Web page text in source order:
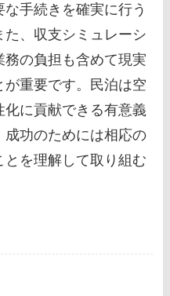
手続きを確実に行う
、収支シミュレーシ
務の負担も含めて現実
重要です。民泊は空
化に貢献できる有意義
功のためには相応の
を理解して取り組む